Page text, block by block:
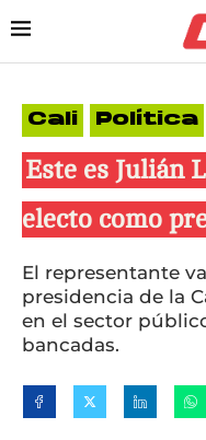
Cali Política
Este es Julián
electo como
El representante
presidencia de la
en el sector
bancadas.